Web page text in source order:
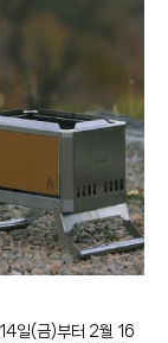
일(금)부터 2월 16